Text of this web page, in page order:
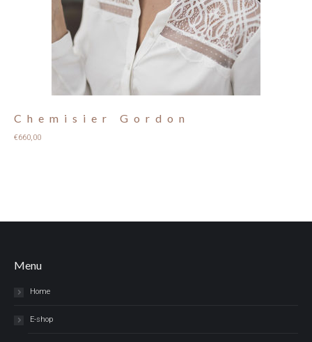
Chemisier Gordon
€660,00
Menu
Home
E-shop